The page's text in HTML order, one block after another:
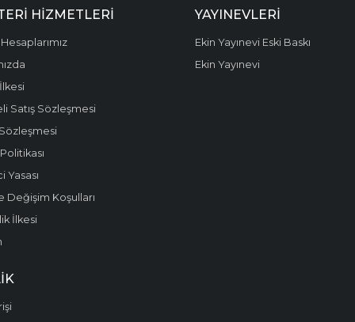
HIZMETLERI
Satış Sözleşmesi
Yasası
Değişim Koşulları
İlkesi
YAYINEVLERI
Ekin Yayınevi Eski Baskı
Ekin Yayınevi